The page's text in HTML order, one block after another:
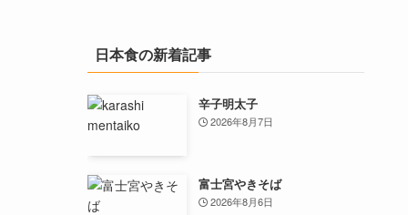
日本食の新着記事
辛子明太子
2026年8月7日
富士宮やきそば
2026年8月6日